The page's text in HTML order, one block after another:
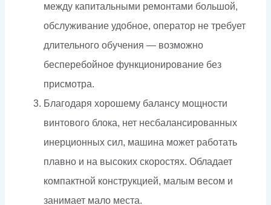
между капитальными ремонтами большой,
обслуживание удобное, оператор не требует
длительного обучения — возможно
бесперебойное функционирование без
присмотра.
Благодаря хорошему балансу мощности
винтового блока, нет несбалансированных
инерционных сил, машина может работать
плавно и на высоких скоростях. Обладает
компактной конструкцией, малым весом и
занимает мало места.